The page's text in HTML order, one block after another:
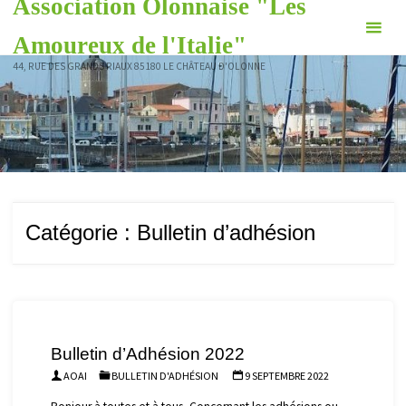
Skip
content
Association Olonnaise "Les
Amoureux de l'Italie"
44, RUE DES GRANDS RIAUX 85180 LE CHÂTEAU D'OLONNE
Catégorie : Bulletin d’adhésion
Bulletin d’Adhésion 2022
AOAI BULLETIN D'ADHÉSION 9 SEPTEMBRE 2022